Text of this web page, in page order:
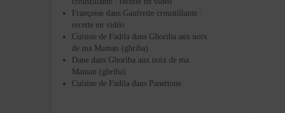
Françoise dans Gaufrette croustillante :
recette en vidéo
Cuisine de Fadila dans Ghoriba aux noix
de ma Maman (ghriba)
Dane dans Ghoriba aux noix de ma
Maman (ghriba)
Cuisine de Fadila dans Panettone